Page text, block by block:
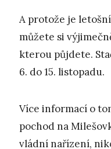
A protože je
můžete si
kterou půjdete.
6. do 15. listopadu.
Více informací o
pochod na
vládní nařízení,